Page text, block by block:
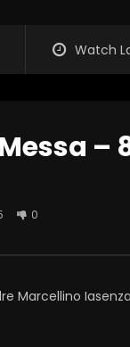
Watch
–
0
Marcellino